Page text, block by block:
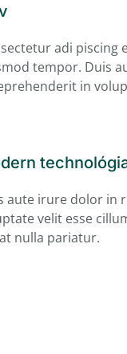
adi piscing
tempor. Duis
in
aute irure dolor in
velit esse
nulla pariatur.